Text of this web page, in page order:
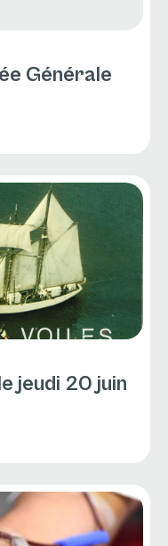
Générale
jeudi 20 juin